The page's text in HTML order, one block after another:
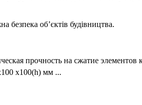
об’єктів будівництва.
прочность на сжатие
х100(h) мм ...